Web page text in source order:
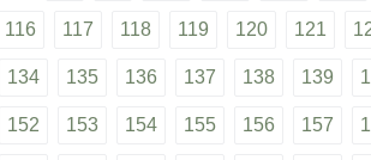
116 117 118 119 120 121
134 135 136 137 138 139
152 153 154 155 156 157